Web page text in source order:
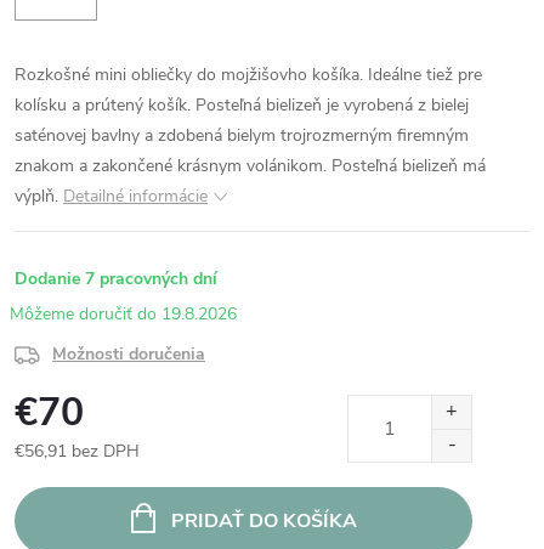
Rozkošné mini obliečky do mojžišovho košíka. Ideálne tiež pre
kolísku a prútený košík. Posteľná bielizeň je vyrobená z bielej
saténovej bavlny a zdobená bielym trojrozmerným firemným
znakom a zakončené krásnym volánikom. Posteľná bielizeň má
výplň. Detailné informácie
Dodanie 7 pracovných dní
19.8.2026
Možnosti doručenia
€70
€56,91 bez DPH
cena:
PRIDAŤ DO KOŠÍKA